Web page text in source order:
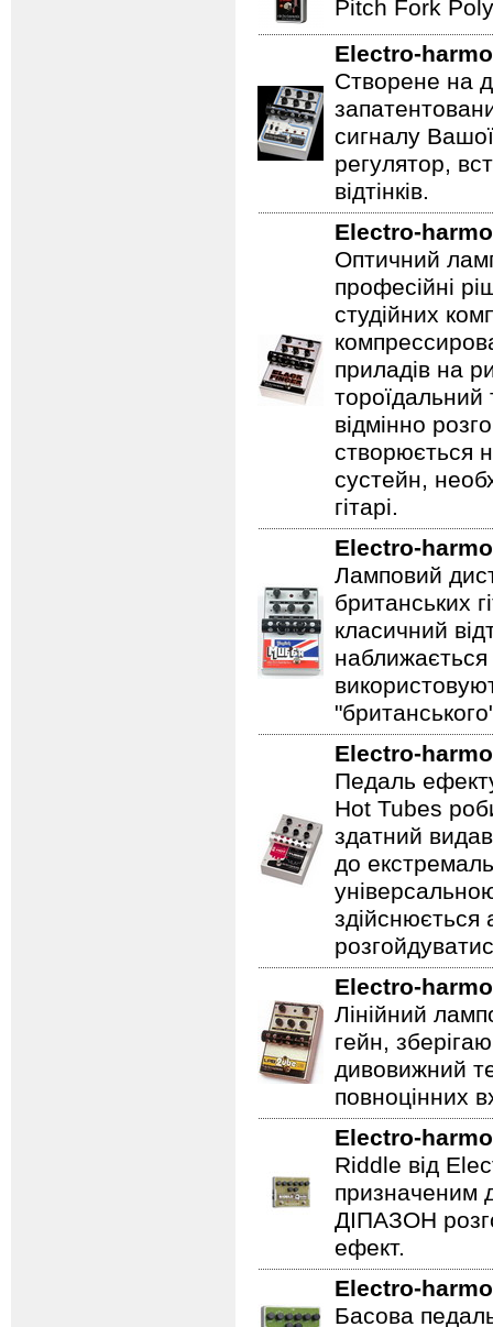
Pitch Fork
Electro-
Створене на
сигналу
регулятор,
відтінків.
Electro-
Оптичний
професійні
студійних
приладів на
відмінно
створюється
сустейн,
гітарі.
Electro-
Ламповий
британських
класичний
Electro-
Педаль
Hot Tubes
здатний
до
Electro-
Лінійний
гейн,
дивовижний
повноцінних
Electro-
Riddle від
призначеним
ДІПАЗОН
ефект.
Electro-
Басова